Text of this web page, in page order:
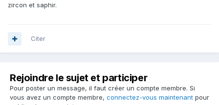
zircon et saphir.
Citer
Rejoindre le sujet et participer
Pour poster un message, il faut créer un compte membre. Si
vous avez un compte membre, connectez-vous maintenant pour